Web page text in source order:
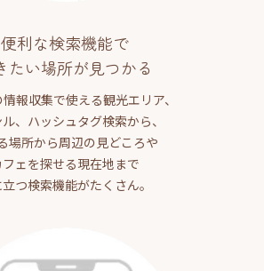
便利な検索機能で
たい場所が見つかる
報収集で使える観光エリア、
、ハッシュタグ検索から、
場所から周辺の見どころや
フェを探せる現在地まで
つ検索機能がたくさん。